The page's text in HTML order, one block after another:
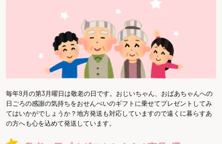
毎年9月の第3月曜日は敬老の日です。おじいちゃん、おばあちゃんへの
日ごろの感謝の気持ちをおせんべいのギフトに乗せてプレゼントしてみ
てはいかがでしょうか？地方発送も対応していますので遠くに暮らすあ
の方へも心を込めて発送しています。